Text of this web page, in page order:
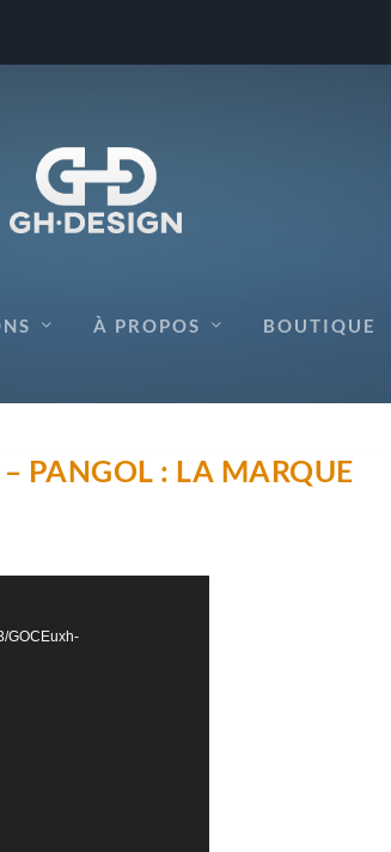
À PROPOS BOUTIQUE
PANGOL : LA MARQUE
GOCEuxh-